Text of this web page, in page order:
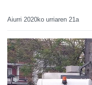
Aiurri 2020ko urriaren 21a